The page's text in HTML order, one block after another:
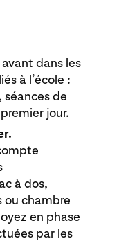
dans les
à l’école :
de
jour.
à dos,
chambre
en phase
par les